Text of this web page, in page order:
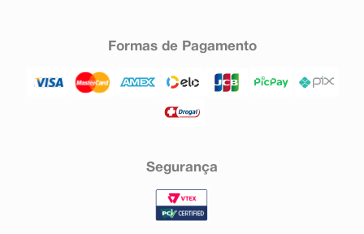
Formas de Pagamento
Segurança